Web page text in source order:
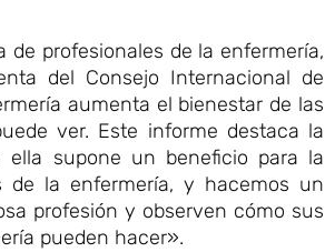
profesionales de la enfermería,
del Consejo Internacional de
aumenta el bienestar de las
ver. Este informe destaca la
supone un beneficio para la
de la enfermería, y hacemos un
profesión y observen cómo sus
pueden hacer».